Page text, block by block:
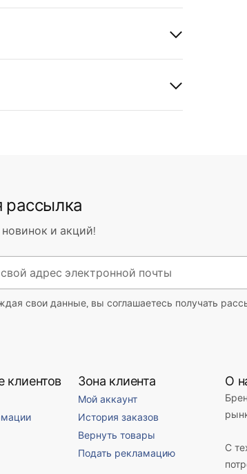
мм
W
рассылка
и акций!
свои данные, вы соглашаетесь получать
клиентов Зона клиента
Мой аккаунт
История заказов
Вернуть товары
Подать рекламацию
О
С